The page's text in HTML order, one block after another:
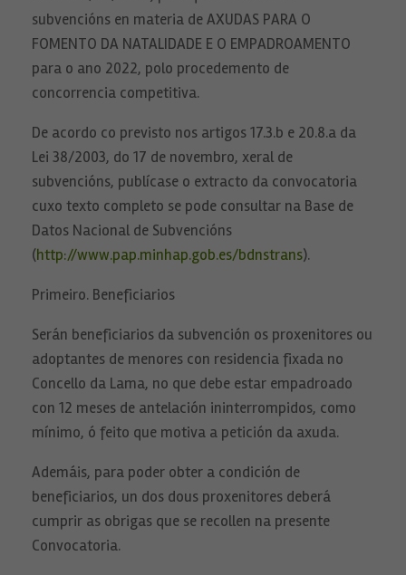
subvencións en materia de AXUDAS PARA O
FOMENTO DA NATALIDADE E O EMPADROAMENTO
para o ano 2022, polo procedemento de
concorrencia competitiva.
De acordo co previsto nos artigos 17.3.b e 20.8.a da
Lei 38/2003, do 17 de novembro, xeral de
subvencións, publícase o extracto da convocatoria
cuxo texto completo se pode consultar na Base de
Datos Nacional de Subvencións
(http://www.pap.minhap.gob.es/bdnstrans).
Primeiro. Beneficiarios
Serán beneficiarios da subvención os proxenitores ou
adoptantes de menores con residencia fixada no
Concello da Lama, no que debe estar empadroado
con 12 meses de antelación ininterrompidos, como
mínimo, ó feito que motiva a petición da axuda.
Ademáis, para poder obter a condición de
beneficiarios, un dos dous proxenitores deberá
cumprir as obrigas que se recollen na presente
Convocatoria.